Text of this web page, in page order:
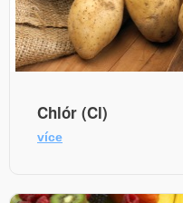
Chlór (Cl)
více